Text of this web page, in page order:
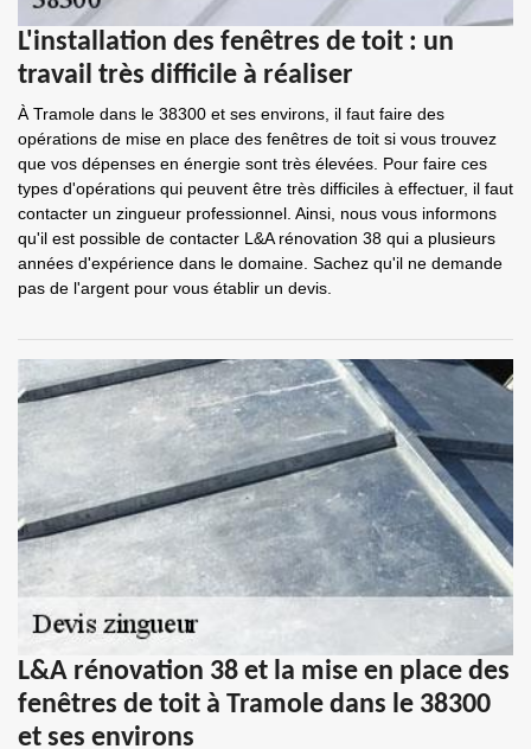
L'installation des fenêtres de toit : un
travail très difficile à réaliser
À Tramole dans le 38300 et ses environs, il faut faire des
opérations de mise en place des fenêtres de toit si vous trouvez
que vos dépenses en énergie sont très élevées. Pour faire ces
types d'opérations qui peuvent être très difficiles à effectuer, il faut
contacter un zingueur professionnel. Ainsi, nous vous informons
qu'il est possible de contacter L&A rénovation 38 qui a plusieurs
années d'expérience dans le domaine. Sachez qu'il ne demande
pas de l'argent pour vous établir un devis.
L&A rénovation 38 et la mise en place des
fenêtres de toit à Tramole dans le 38300
et ses environs